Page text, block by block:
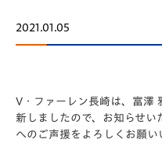
2021.01.05
V・ファーレン長崎は、富澤
新しましたので、お知らせい
へのご声援をよろしくお願い